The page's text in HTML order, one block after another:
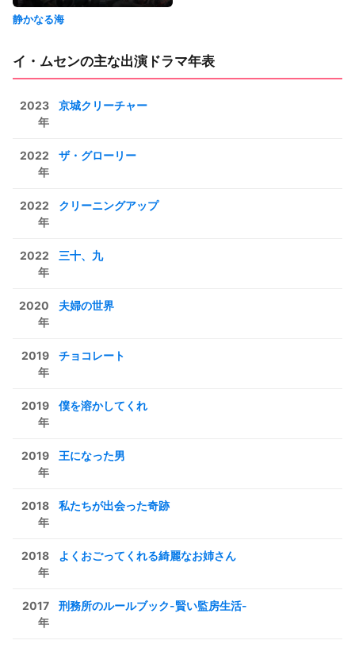
静かなる海
イ・ムセンの主な出演ドラマ年表
2023
年
京城クリーチャー
2022
年
ザ・グローリー
2022
年
クリーニングアップ
2022
年
三十、九
2020
年
夫婦の世界
2019
年
チョコレート
2019
年
僕を溶かしてくれ
2019
年
王になった男
2018
年
私たちが出会った奇跡
2018
年
よくおごってくれる綺麗なお姉さん
2017
年
刑務所のルールブック-賢い監房生活-